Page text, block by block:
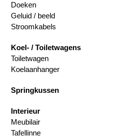
Doeken
Geluid / beeld
Stroomkabels
Koel- / Toiletwagens
Toiletwagen
Koelaanhanger
Springkussen
Interieur
Meubilair
Tafellinne